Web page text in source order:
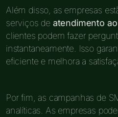
Além disso, as empresas
serviços de atendimento
clientes podem fazer
instantaneamente. Isso
eficiente e melhora a
Por fim, as campanhas de
analíticas. As empresas